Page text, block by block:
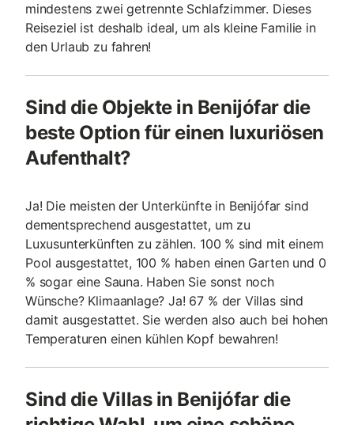
mindestens zwei getrennte Schlafzimmer. Dieses
Reiseziel ist deshalb ideal, um als kleine Familie in
den Urlaub zu fahren!
Sind die Objekte in Benijófar die
beste Option für einen luxuriösen
Aufenthalt?
Ja! Die meisten der Unterkünfte in Benijófar sind
dementsprechend ausgestattet, um zu
Luxusunterkünften zu zählen. 100 % sind mit einem
Pool ausgestattet, 100 % haben einen Garten und 0
% sogar eine Sauna. Haben Sie sonst noch
Wünsche? Klimaanlage? Ja! 67 % der Villas sind
damit ausgestattet. Sie werden also auch bei hohen
Temperaturen einen kühlen Kopf bewahren!
Sind die Villas in Benijófar die